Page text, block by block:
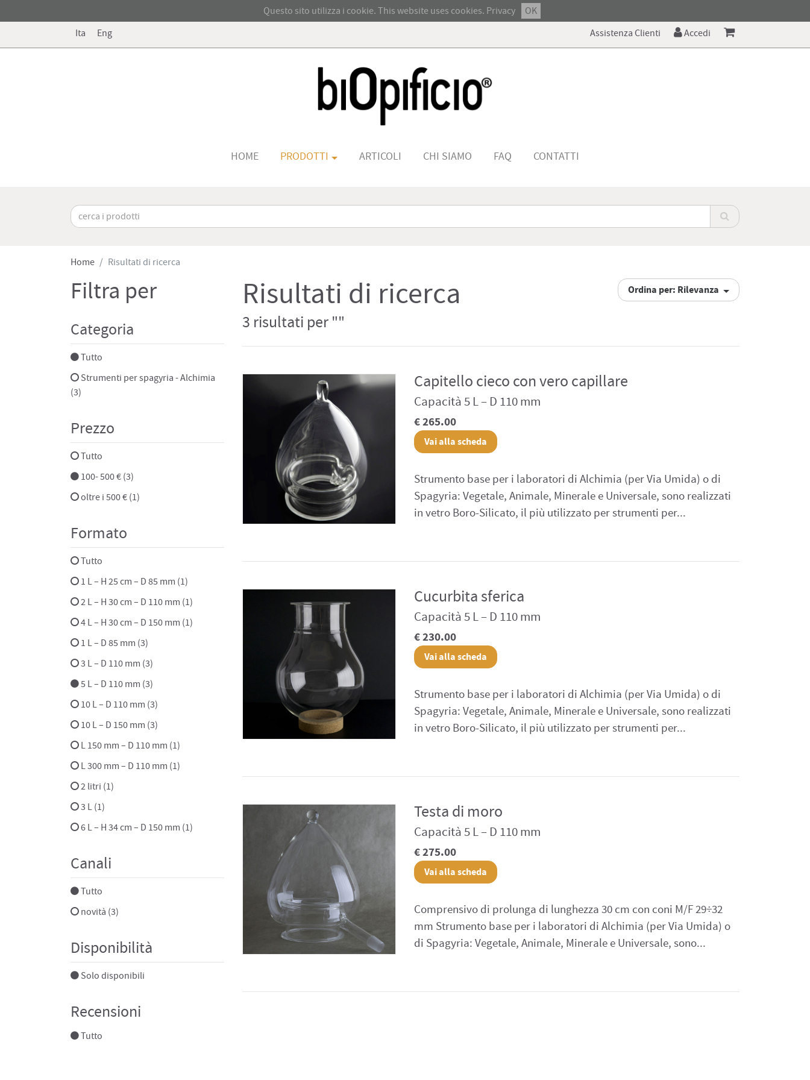
Questo sito utilizza i cookie. This website uses cookies. Privacy
OK
Ita
Eng Assistenza Clienti Accedi
HOME PRODOTTI ARTICOLI CHI SIAMO FAQ CONTATTI
Home Risultati di ricerca
Filtra per
Categoria
Tutto
Strumenti per spagyria - Alchimia
(3)
Prezzo
Tutto
100- 500 € (3)
oltre i 500 € (1)
Formato
Tutto
1 L – H 25 cm – D 85 mm (1)
2 L – H 30 cm – D 110 mm (1)
4 L – H 30 cm – D 150 mm (1)
1 L – D 85 mm (3)
3 L – D 110 mm (3)
5 L – D 110 mm (3)
10 L – D 110 mm (3)
10 L – D 150 mm (3)
L 150 mm – D 110 mm (1)
L 300 mm – D 110 mm (1)
2 litri (1)
3 L (1)
6 L – H 34 cm – D 150 mm (1)
Canali
Tutto
novità (3)
Disponibilità
Solo disponibili
Recensioni
Tutto
Risultati di ricerca
3 risultati per ""
Ordina per: Rilevanza
Capitello cieco con vero capillare
Capacità 5 L – D 110 mm
€ 265.00
Vai alla scheda
Strumento base per i laboratori di Alchimia (per Via Umida) o di
Spagyria: Vegetale, Animale, Minerale e Universale, sono realizzati
in vetro Boro-Silicato, il più utilizzato per strumenti per...
Cucurbita sferica
Capacità 5 L – D 110 mm
€ 230.00
Vai alla scheda
Strumento base per i laboratori di Alchimia (per Via Umida) o di
Spagyria: Vegetale, Animale, Minerale e Universale, sono realizzati
in vetro Boro-Silicato, il più utilizzato per strumenti per...
Testa di moro
Capacità 5 L – D 110 mm
€ 275.00
Vai alla scheda
Comprensivo di prolunga di lunghezza 30 cm con coni M/F 29÷32
mm Strumento base per i laboratori di Alchimia (per Via Umida) o
di Spagyria: Vegetale, Animale, Minerale e Universale, sono...